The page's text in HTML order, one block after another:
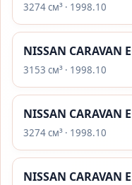
3274 см³ · 1998.10
NISSAN CARAVAN
3153 см³ · 1998.10
NISSAN CARAVAN
3274 см³ · 1998.10
NISSAN CARAVAN